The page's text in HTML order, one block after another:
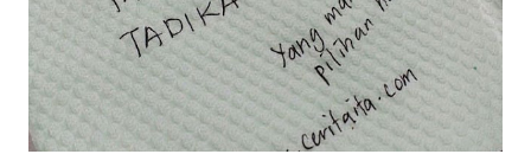
dukung adik hadi sambil pimpin kakak husna... yang abg
ngah dengan abg long terserah pada shah la pulak.. tapi
kalau ikut anak-anak semua nak ummi pimpin... ajer rebeh
ba...